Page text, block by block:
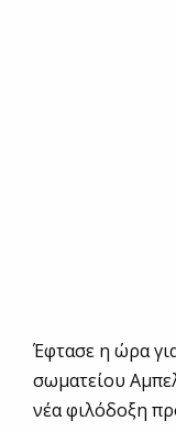
Έφτασε η ώρα
σωματείου
νέα φιλόδοξη